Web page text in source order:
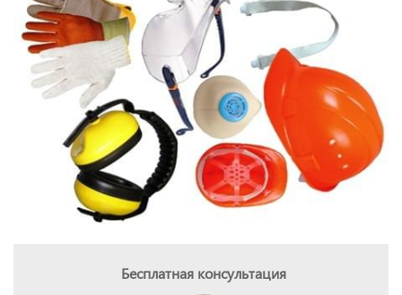
Бесплатная консультация